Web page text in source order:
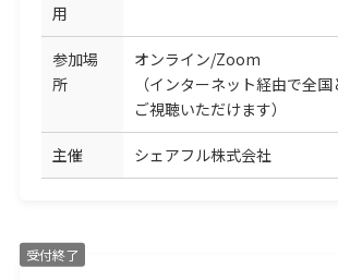
用
参加場
所
オンライン/Zoom
（インターネット経由で全
ご視聴いただけます）
主催 シェアフル株式会社
受付終了